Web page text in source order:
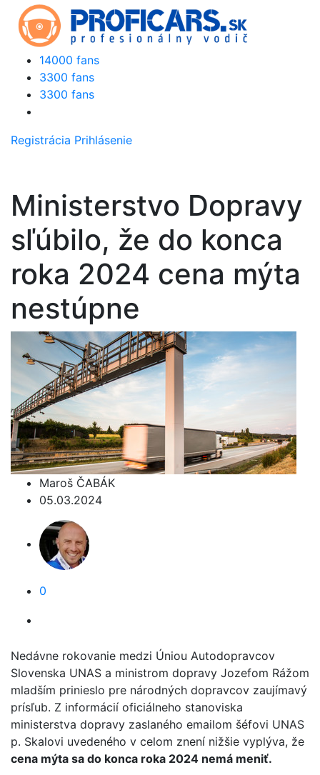
14000 fans
3300 fans
3300 fans
Registrácia Prihlásenie
Ministerstvo Dopravy
sľúbilo, že do konca
roka 2024 cena mýta
nestúpne
Maroš ČABÁK
05.03.2024
0
Nedávne rokovanie medzi Úniou Autodopravcov
Slovenska UNAS a ministrom dopravy Jozefom Rážom
mladším prinieslo pre národných dopravcov zaujímavý
prísľub. Z informácií oficiálneho stanoviska
ministerstva dopravy zaslaného emailom šéfovi UNAS
p. Skalovi uvedeného v celom znení nižšie vyplýva, že
cena mýta sa do konca roka 2024 nemá meniť.